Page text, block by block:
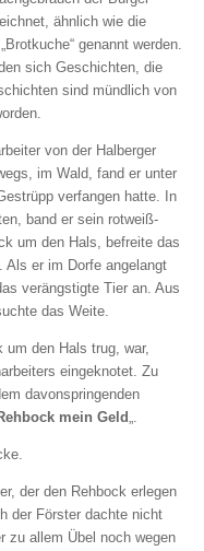
ähnlich wie die
genannt werden.
sich Geschichten, die
sind mündlich von
von der Halberger
im Wald, fand er unter
verfangen hatte. In
band er sein rotweiß-
um den Hals, befreite das
Als er im Dorfe angelangt
verängstigte Tier an. Aus
das Weite.
um den Hals trug, war,
eingeknotet. Zu
davonspringenden
mein Geld„.
der den Rehbock erlegen
der Förster dachte nicht
zu allem Übel noch wegen